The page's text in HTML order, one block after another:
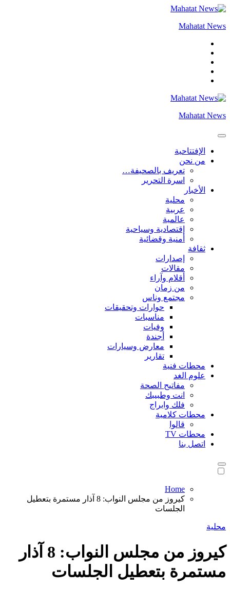
التجاوز
المحتوى
Mahatat News
Mahatat News
الإفتتاحية
من نحن
تعريف بالصحيفة…
اسرة التحرير
الأخبار
محلية
عربية
عالمية
إقتصادية وسياحية
أمنية وقضائية
ثقافة
إصدارات
مقالات
أقلام وآراء
من زمان
مجتمع وناس
حوارات وتحقيقات
مناسبات
وفيات
أجندة
معارض وسيارات
تقارير
محطات فنية
علوم الغد
مفاتيح الصحة
انت وطبيبك
فلك وابراج
محطات كلامية
قالوا
محطات TV
اتصل بنا
Home
كيروز من مجلس النواب: 8 آذار مستمرة بتعطيل
الجلسات
محلية
كيروز من مجلس النواب: 8 آذار
مستمرة بتعطيل الجلسات